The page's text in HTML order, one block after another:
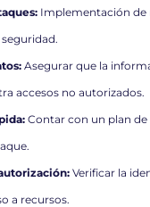
Implementación de
Asegurar que la
accesos no autorizados.
Contar con un plan
Verificar la
a recursos.